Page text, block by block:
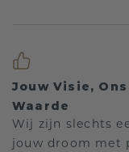
Jouw Visie,
Waarde
Wij zijn slechts
jouw droom met